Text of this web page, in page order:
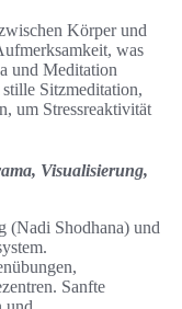
Körper und
was
und Meditation
Sitzmeditation,
um Stressreaktivität
Visualisierung,
(Nadi Shodhana) und
Sanfte